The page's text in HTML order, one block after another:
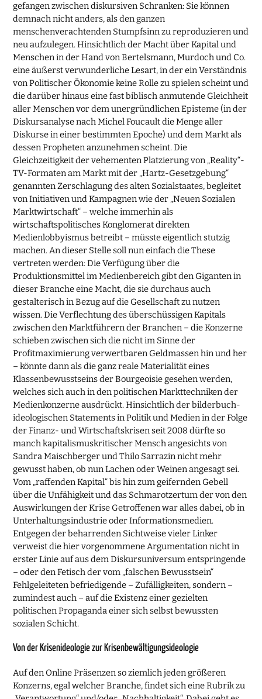
gefangen zwischen diskursiven Schranken: Sie können
demnach nicht anders, als den ganzen
menschenverachtenden Stumpfsinn zu reproduzieren und
neu aufzulegen. Hinsichtlich der Macht über Kapital und
Menschen in der Hand von Bertelsmann, Murdoch und Co.
eine äußerst verwunderliche Lesart, in der ein Verständnis
von Politischer Ökonomie keine Rolle zu spielen scheint und
die darüber hinaus eine fast biblisch anmutende Gleichheit
aller Menschen vor dem unergründlichen Episteme (in der
Diskursanalyse nach Michel Foucault die Menge aller
Diskurse in einer bestimmten Epoche) und dem Markt als
dessen Propheten anzunehmen scheint. Die
Gleichzeitigkeit der vehementen Platzierung von „Reality“-
TV-Formaten am Markt mit der „Hartz-Gesetzgebung“
genannten Zerschlagung des alten Sozialstaates, begleitet
von Initiativen und Kampagnen wie der „Neuen Sozialen
Marktwirtschaft“ – welche immerhin als
wirtschaftspolitisches Konglomerat direkten
Medienlobbyismus betreibt – müsste eigentlich stutzig
machen. An dieser Stelle soll nun einfach die These
vertreten werden: Die Verfügung über die
Produktionsmittel im Medienbereich gibt den Giganten in
dieser Branche eine Macht, die sie durchaus auch
gestalterisch in Bezug auf die Gesellschaft zu nutzen
wissen. Die Verflechtung des überschüssigen Kapitals
zwischen den Marktführern der Branchen – die Konzerne
schieben zwischen sich die nicht im Sinne der
Profitmaximierung verwertbaren Geldmassen hin und her
– könnte dann als die ganz reale Materialität eines
Klassenbewusstseins der Bourgeoisie gesehen werden,
welches sich auch in den politischen Markttechniken der
Medienkonzerne ausdrückt. Hinsichtlich der bilderbuch-
ideologischen Statements in Politik und Medien in der Folge
der Finanz- und Wirtschaftskrisen seit 2008 dürfte so
manch kapitalismuskritischer Mensch angesichts von
Sandra Maischberger und Thilo Sarrazin nicht mehr
gewusst haben, ob nun Lachen oder Weinen angesagt sei.
Vom „raffenden Kapital“ bis hin zum geifernden Gebell
über die Unfähigkeit und das Schmarotzertum der von den
Auswirkungen der Krise Getroffenen war alles dabei, ob in
Unterhaltungsindustrie oder Informationsmedien.
Entgegen der beharrenden Sichtweise vieler Linker
verweist die hier vorgenommene Argumentation nicht in
erster Linie auf aus dem Diskursuniversum entspringende
– oder den Fetisch der vom „falschen Bewusstsein“
Fehlgeleiteten befriedigende – Zufälligkeiten, sondern –
zumindest auch – auf die Existenz einer gezielten
politischen Propaganda einer sich selbst bewussten
sozialen Schicht.
Von der Krisenideologie zur Krisenbewältigungsideologie
Auf den Online Präsenzen so ziemlich jeden größeren
Konzerns, egal welcher Branche, findet sich eine Rubrik zu